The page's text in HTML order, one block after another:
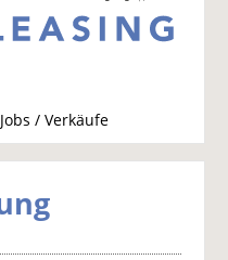
Jobs / Verkäufe
u
c